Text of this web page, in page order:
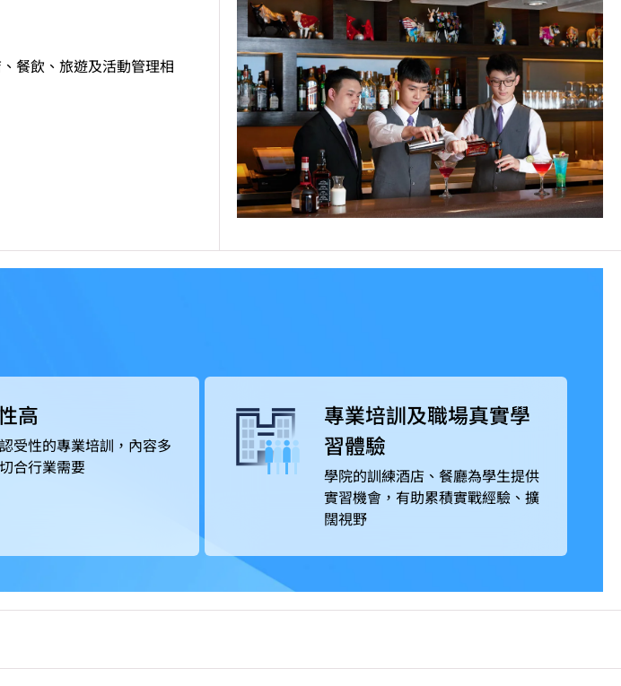
餐飲、旅遊及活動管理相
、葡萄酒研習室、咖啡訓
學生投身專業的競爭力。
、郵輪及主題樂園、餐飲
高
受性的專業培訓，內容多
合行業需要
專業培訓及職場真實學
習體驗
學院的訓練酒店、餐廳為學生提供
實習機會，有助累積實戰經驗、擴
闊視野